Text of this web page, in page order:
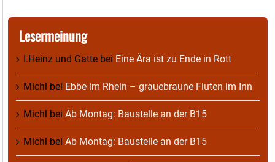
Lesermeinung
I.Heinz und Gatte bei Eine Ära ist zu Ende in Rott
Michl bei Ebbe im Rhein – grauebraune Fluten im Inn
Michl bei Ab Montag: Baustelle an der B15
Michl bei Ab Montag: Baustelle an der B15